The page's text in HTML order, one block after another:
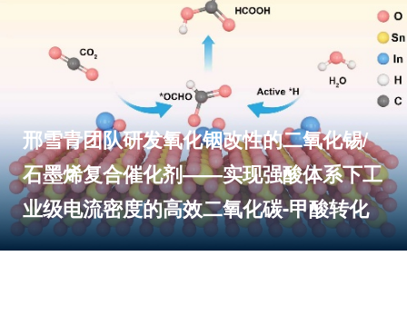
邢雪青团队研发氧化铟改性的二氧化锡/
石墨烯复合催化剂——实现强酸体系下工
业级电流密度的高效二氧化碳-甲酸转化